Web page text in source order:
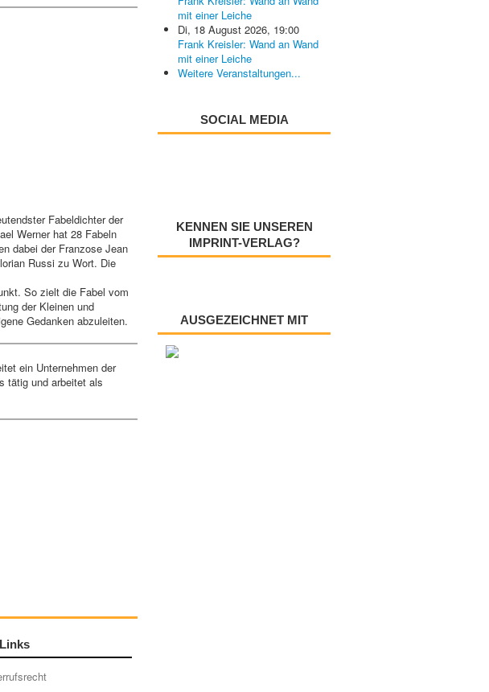
Fabeldichter der
Werner hat 28 Fabeln
dabei der Franzose Jean
Russi zu Wort. Die
So zielt die Fabel vom
der Kleinen und
Gedanken abzuleiten.
ein Unternehmen der
tätig und arbeitet als
mit einer Leiche
Di, 18 August 2026, 19:00
Frank Kreisler: Wand an Wand
mit einer Leiche
Weitere Veranstaltungen...
SOCIAL MEDIA
KENNEN SIE UNSEREN
IMPRINT-VERLAG?
AUSGEZEICHNET MIT